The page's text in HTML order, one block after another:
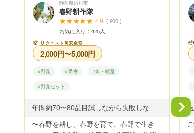
す。 最後
静岡県浜松市
春野耕作隊
4.9 ( 900 )
お気に入り：425人
📦 リクエスト目安金額
2,000円〜5,000円
#野菜 #果物 #米・穀類
#野菜セット
年間約70〜80品目試しながら失敗しながら成功しながら
〜春野を耕し、春野を育て、春野で生き
📦
Next